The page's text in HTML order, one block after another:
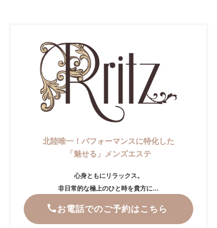
北陸唯一！パフォーマンスに特化した
「魅せる」メンズエステ
心身ともにリラックス。
非日常的な極上のひと時を貴方に…
お電話でのご予約はこちら